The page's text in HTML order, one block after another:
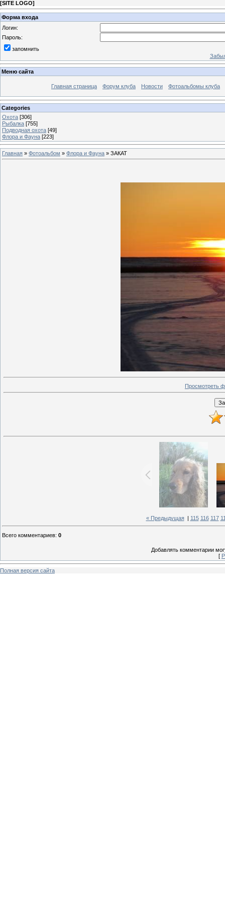
[SITE LOGO]
Форма входа
Логин:
Пароль:
запомнить
Меню сайта
Главная страница Форум клуба Новости Фотоальбомы клуба
Categories
Охота [306]
Рыбалка [755]
Подводная охота [49]
Флора и Фауна [223]
Главная » Фотоальбом » Флора и Фауна » ЗАКАТ
Просмотреть
« Предыдущая| 115 116 117
Всего комментариев: 0
Добавлять комментарии
[
Полная версия сайта